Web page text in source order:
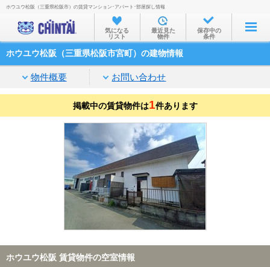
お部屋を探す
沿線・駅から
住所から
家賃相場から
通勤通学時間から
物件特集から
不動産会社から
TOP
ホウユウ松阪（三重県松阪市）の賃貸マンション･アパート･部屋探し情報
気になる
リスト
最近見た
物件
保存中の
条件
ホウユウ松阪（三重県松阪市宮町）の建物情報
物件概要 お問い合わせ
掲載中の賃貸物件は1件あります
ホウユウ松阪 賃貸物件の空室情報